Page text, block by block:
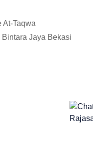
At-Taqwa
Jaya Bekasi